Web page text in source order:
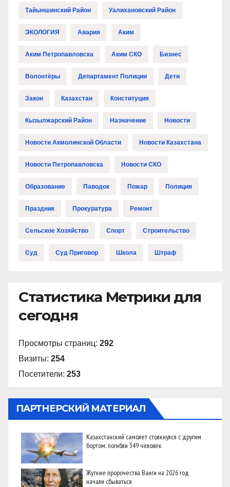
Тайыншинский Район Уалихановский Район
ЭКОЛОГИЯ Авария Аким
Аким Петропавловска Аким СКО Бизнес
Волонтёры Департамент Полиции Дети
Закон Казахстан Конституция
Кызылжарский Район Назначение Новости
Новости Акмолинской Области Новости Казахстана
Новости Петропавловска Новости СКО
Образование Паводок Пожар Полиция
Праздник Прокуратура Ремонт
Сельское Хозяйство Спорт Строительство
Суд Суд Приговор Школа Штраф
Статистика Метрики для
сегодня
Просмотры страниц: 292
Визиты: 254
Посетители: 253
ПАРТНЕРСКИЙ МАТЕРИАЛ
Казахстанский самолет столкнулся с другим
бортом: погибли 349 человек
Жуткие пророчества Ванги на 2026 год
начали сбываться